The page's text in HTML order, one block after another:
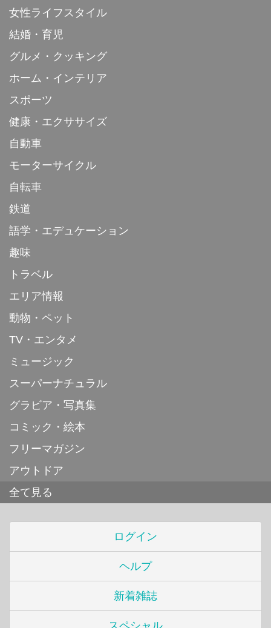
女性ライフスタイル
結婚・育児
グルメ・クッキング
ホーム・インテリア
スポーツ
健康・エクササイズ
自動車
モーターサイクル
自転車
鉄道
語学・エデュケーション
趣味
トラベル
エリア情報
動物・ペット
TV・エンタメ
ミュージック
スーパーナチュラル
グラビア・写真集
コミック・絵本
フリーマガジン
アウトドア
全て見る
ログイン
ヘルプ
新着雑誌